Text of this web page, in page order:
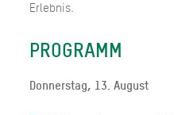
Erlebnis.
PROGRAMM
Donnerstag, 13. August